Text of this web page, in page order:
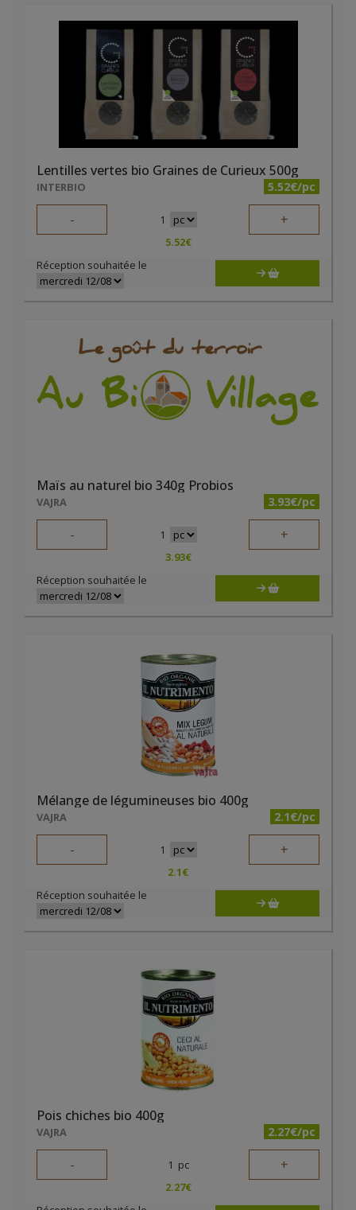
Lentilles vertes bio Graines de Curieux 500g
INTERBIO 5.52€/pc
- 1 +
5.52€
Réception souhaitée le
Maïs au naturel bio 340g Probios
VAJRA 3.93€/pc
- 1 +
3.93€
Réception souhaitée le
Mélange de légumineuses bio 400g
VAJRA 2.1€/pc
- 1 +
2.1€
Réception souhaitée le
Pois chiches bio 400g
VAJRA 2.27€/pc
- 1 pc +
2.27€